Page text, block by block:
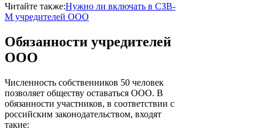
Читайте также:Нужно ли включать в СЗВ-
М учредителей ООО
Обязанности учредителей
ООО
Численность собственников 50 человек
позволяет обществу оставаться ООО. В
обязанности участников, в соответствии с
российским законодательством, входят
такие: